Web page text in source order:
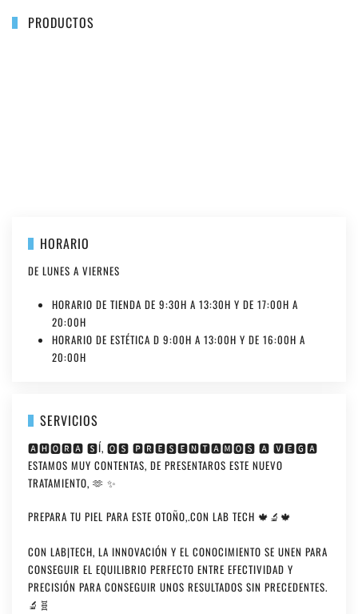
PRODUCTOS
HORARIO
DE LUNES A VIERNES
HORARIO DE TIENDA DE 9:30H A 13:30H Y DE 17:00H A
20:00H
HORARIO DE ESTÉTICA D 9:00H A 13:00H Y DE 16:00H A
20:00H
SERVICIOS
🅰🅷🅾🆁🅰 🆂Í, 🅾🆂 🅿🆁🅴🆂🅴🅽🆃🅰🅼🅾🆂 🅰 🆅🅴🅶🅰
ESTAMOS MUY CONTENTAS, DE PRESENTAROS ESTE NUEVO
TRATAMIENTO, 🫶 ✨
PREPARA TU PIEL PARA ESTE OTOÑO,.CON LAB TECH 🍁🔬🍁
CON LAB|TECH, LA INNOVACIÓN Y EL CONOCIMIENTO SE UNEN PARA
CONSEGUIR EL EQUILIBRIO PERFECTO ENTRE EFECTIVIDAD Y
PRECISIÓN PARA CONSEGUIR UNOS RESULTADOS SIN PRECEDENTES.
🔬🧬